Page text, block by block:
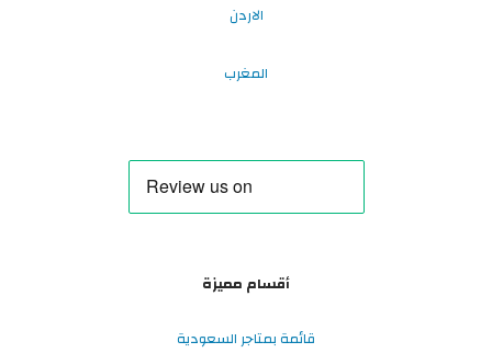
الاردن
المغرب
أقسام مميزة
قائمة بمتاجر السعودية